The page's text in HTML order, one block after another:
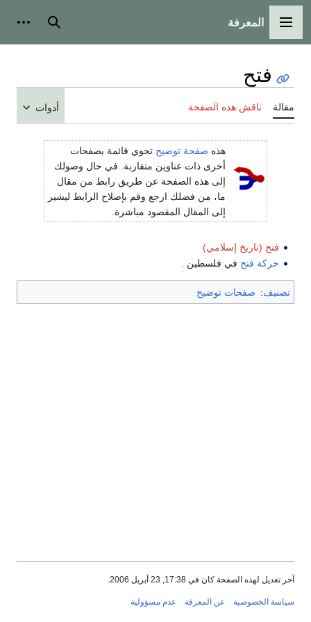
القائمة الرئيسية
المعرفة بحث
فتح
مقالة ناقش هذه الصفحة أدوات
هذه صفحة توضيح تحوي قائمة بصفحات
أخرى ذات عناوين متقاربة. في حال وصولك
إلى هذه الصفحة عن طريق رابط من مقال
ما، من فضلك ارجع وقم بإصلاح الرابط ليشير
إلى المقال المقصود مباشرة.
فتح (تاريخ إسلامي)
حركة فتح في فلسطين .
تصنيف: صفحات توضيح
آخر تعديل لهذه الصفحة كان في 17:38, 23 أبريل 2006.
سياسة الخصوصية عن المعرفة عدم مسؤولية